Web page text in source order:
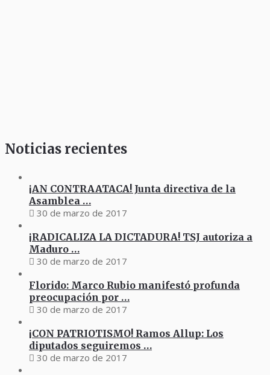
Noticias recientes
¡AN CONTRAATACA! Junta directiva de la
Asamblea …
30 de marzo de 2017
¡RADICALIZA LA DICTADURA! TSJ autoriza a
Maduro …
30 de marzo de 2017
Florido: Marco Rubio manifestó profunda
preocupación por …
30 de marzo de 2017
¡CON PATRIOTISMO! Ramos Allup: Los
diputados seguiremos …
30 de marzo de 2017